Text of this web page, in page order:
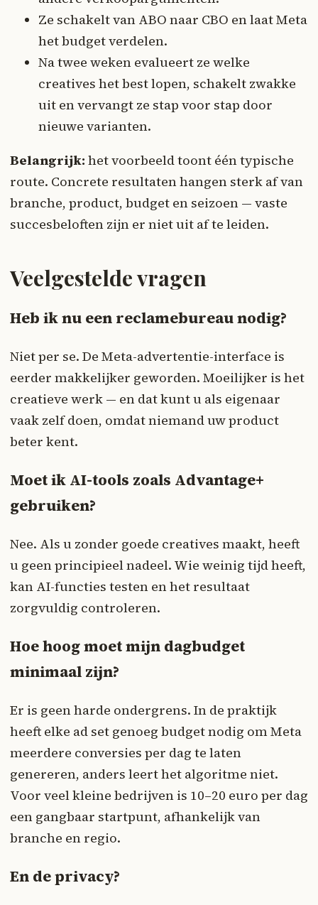
Ze schakelt van ABO naar CBO en laat Meta
het budget verdelen.
Na twee weken evalueert ze welke
creatives het best lopen, schakelt zwakke
uit en vervangt ze stap voor stap door
nieuwe varianten.
Belangrijk: het voorbeeld toont één typische
route. Concrete resultaten hangen sterk af van
branche, product, budget en seizoen — vaste
succesbeloften zijn er niet uit af te leiden.
Veelgestelde vragen
Heb ik nu een reclamebureau nodig?
Niet per se. De Meta-advertentie-interface is
eerder makkelijker geworden. Moeilijker is het
creatieve werk — en dat kunt u als eigenaar
vaak zelf doen, omdat niemand uw product
beter kent.
Moet ik AI-tools zoals Advantage+
gebruiken?
Nee. Als u zonder goede creatives maakt, heeft
u geen principieel nadeel. Wie weinig tijd heeft,
kan AI-functies testen en het resultaat
zorgvuldig controleren.
Hoe hoog moet mijn dagbudget
minimaal zijn?
Er is geen harde ondergrens. In de praktijk
heeft elke ad set genoeg budget nodig om Meta
meerdere conversies per dag te laten
genereren, anders leert het algoritme niet.
Voor veel kleine bedrijven is 10–20 euro per dag
een gangbaar startpunt, afhankelijk van
branche en regio.
En de privacy?